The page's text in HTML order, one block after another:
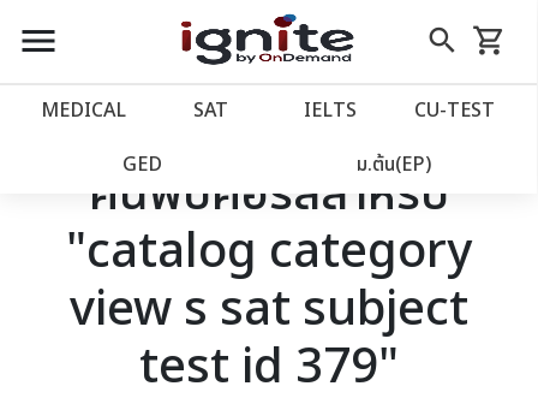
close
account_balance หน้าแรก
เว็บไซต์อิกไนท์
โปรโมชั่น
วางแผนการเรียน
เข้าสู่ระบบ
menu search
Skip
to
shopping_cart
รถเข็น
MEDICAL SAT IELTS CU‑TEST
GED ม.ต้น(EP)
ค้นพบคอร์สสำหรับ
"catalog category
view s sat subject
test id 379"